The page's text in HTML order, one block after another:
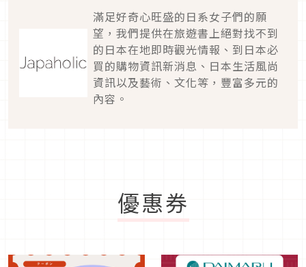
滿足好奇心旺盛的日系女子們的願
望，我們提供在旅遊書上絕對找不到
的日本在地即時觀光情報、到日本必
買的購物資訊新消息、日本生活風尚
資訊以及藝術、文化等，豐富多元的
內容。
優惠券